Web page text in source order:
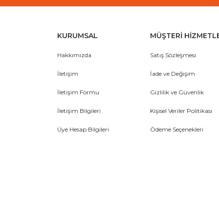
KURUMSAL
Hakkımızda
İletişim
İletişim Formu
İletişim Bilgileri
Üye Hesap Bilgileri
MÜŞTERİ
Satış Sözleşmesi
İade ve Değişim
Gizlilik ve Güvenlik
Kişisel Veriler Politikası
Ödeme Seçenekleri